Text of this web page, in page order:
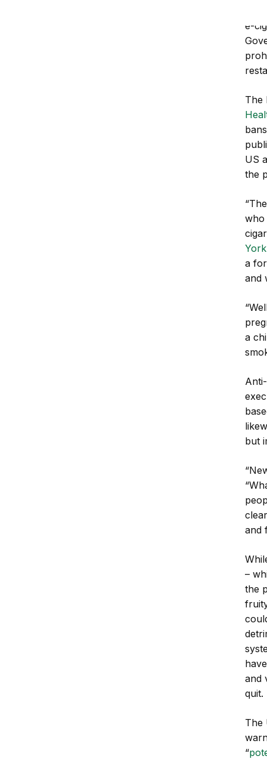
e-
The
US
the
who
York
a
and
a
but
and
–
the
and
quit.
The
“